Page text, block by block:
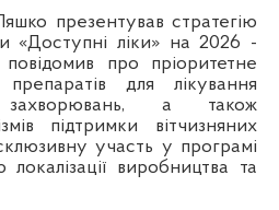
презентував стратегію
«Доступні ліки» на 2026 -
про пріоритетне
для лікування
захворювань, а також
підтримки вітчизняних
участь у програмі
виробництва та